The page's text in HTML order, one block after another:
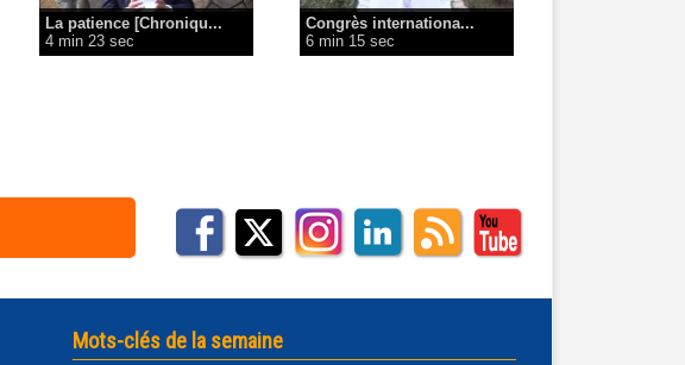
La patience [Chroniqu...
4 min 23 sec
Congrès internationa...
6 min 15 sec
Mots-clés de la semaine